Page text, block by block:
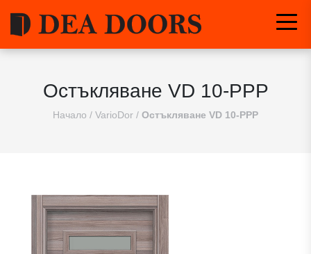
Остъкляване VD 10-PPP
Начало / VarioDor / Остъкляване VD 10-PPP